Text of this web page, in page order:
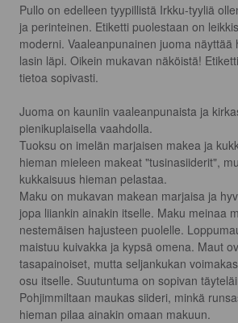
Pullo on edelleen tyypillistä Irkku-tyyliä
ja perinteinen. Etiketti puolestaan on
moderni. Vaaleanpunainen juoma näyttää
lasin läpi. Oikein mukavan näköistä!
tietoa sopivasti.
Juoma on kauniin vaaleanpunaista ja
pienikuplaisella vaahdolla.
Tuoksu on imelän marjaisen makea ja
hieman mieleen makeat "tusinasiiderit",
kukkaisuus hieman pelastaa.
Maku on mukavan makean marjaisa ja
jopa liiankin ainakin itselle. Maku meinaa
nestemäisen hajusteen puolelle.
maistuu kuivakka ja kypsä omena. Maut
tasapainoiset, mutta seljankukan
osu itselle. Suutuntuma on sopivan
Pohjimmiltaan maukas siideri, minkä
hieman pilaa ainakin omaan makuun.